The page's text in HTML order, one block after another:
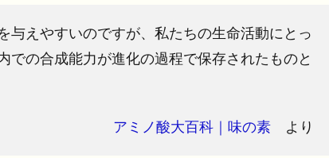
与えやすいのですが、私たちの生命活動にとっ
での合成能力が進化の過程で保存されたものと
アミノ酸大百科｜味の素 より